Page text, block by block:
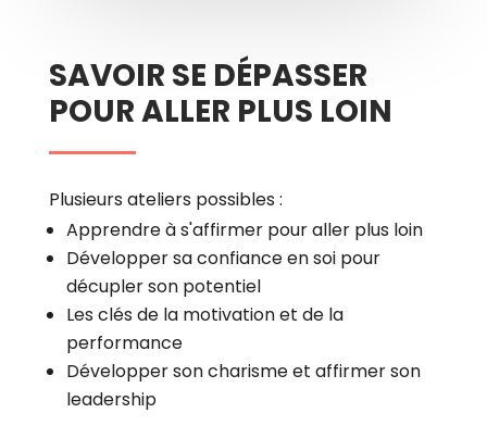
SAVOIR SE DÉPASSER
POUR ALLER PLUS LOIN
Plusieurs ateliers possibles :
Apprendre à s'affirmer pour aller plus loin
Développer sa confiance en soi pour
décupler son potentiel
Les clés de la motivation et de la
performance
Développer son charisme et affirmer son
leadership